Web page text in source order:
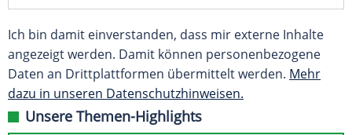
Ich bin damit einverstanden, dass mir externe Inhalte
angezeigt werden. Damit können personenbezogene
Daten an Drittplattformen übermittelt werden. Mehr
dazu in unseren Datenschutzhinweisen.
Unsere Themen-Highlights